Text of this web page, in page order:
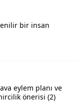
bir insan
eylem planı ve
önerisi (2)